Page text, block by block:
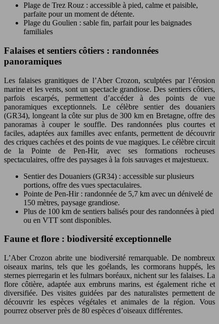
Plage de Trez Rouz : accessible à pied, calme et paisible,
parfaite pour un moment de détente.
Plage du Goulien : sable fin, parfait pour les baignades
familiales
Falaises et sentiers côtiers : randonnées
panoramiques
Les falaises granitiques de l’Aber Crozon, sculptées par l’érosion
marine et les vents, sont un spectacle grandiose. Des sentiers côtiers,
parfois escarpés, permettent d’accéder à des points de vue
panoramiques exceptionnels. Le célèbre sentier des douaniers
(GR34), longeant la côte sur plus de 300 km en Bretagne, offre des
panoramas à couper le souffle. Des randonnées plus courtes et
faciles, adaptées aux familles avec enfants, permettent de découvrir
des criques cachées et des points de vue magiques. Le célèbre circuit
de la Pointe de Pen-Hir, avec ses formations rocheuses
spectaculaires, offre des paysages à la fois sauvages et majestueux.
Sentier des Douaniers (GR34) : accessible sur plusieurs
portions, offre des vues spectaculaires.
Pointe de Pen-Hir : randonnée de 5,7 km avec un dénivelé de
150 mètres, paysage grandiose.
Plus de 100 km de sentiers balisés pour des randonnées à pied
ou en VTT sont disponibles.
Faune et flore : biodiversité exceptionnelle
L’Aber Crozon abrite une biodiversité remarquable. De nombreux
oiseaux marins, tels que les goélands, les cormorans huppés, les
sternes pierregarin et les fulmars boréaux, nichent sur les falaises. La
flore côtière, adaptée aux embruns marins, est également riche et
diversifiée. Des visites guidées par des naturalistes permettent de
découvrir les espèces végétales et animales de la région. Vous
pourrez observer près de 80 espèces d’oiseaux différentes.